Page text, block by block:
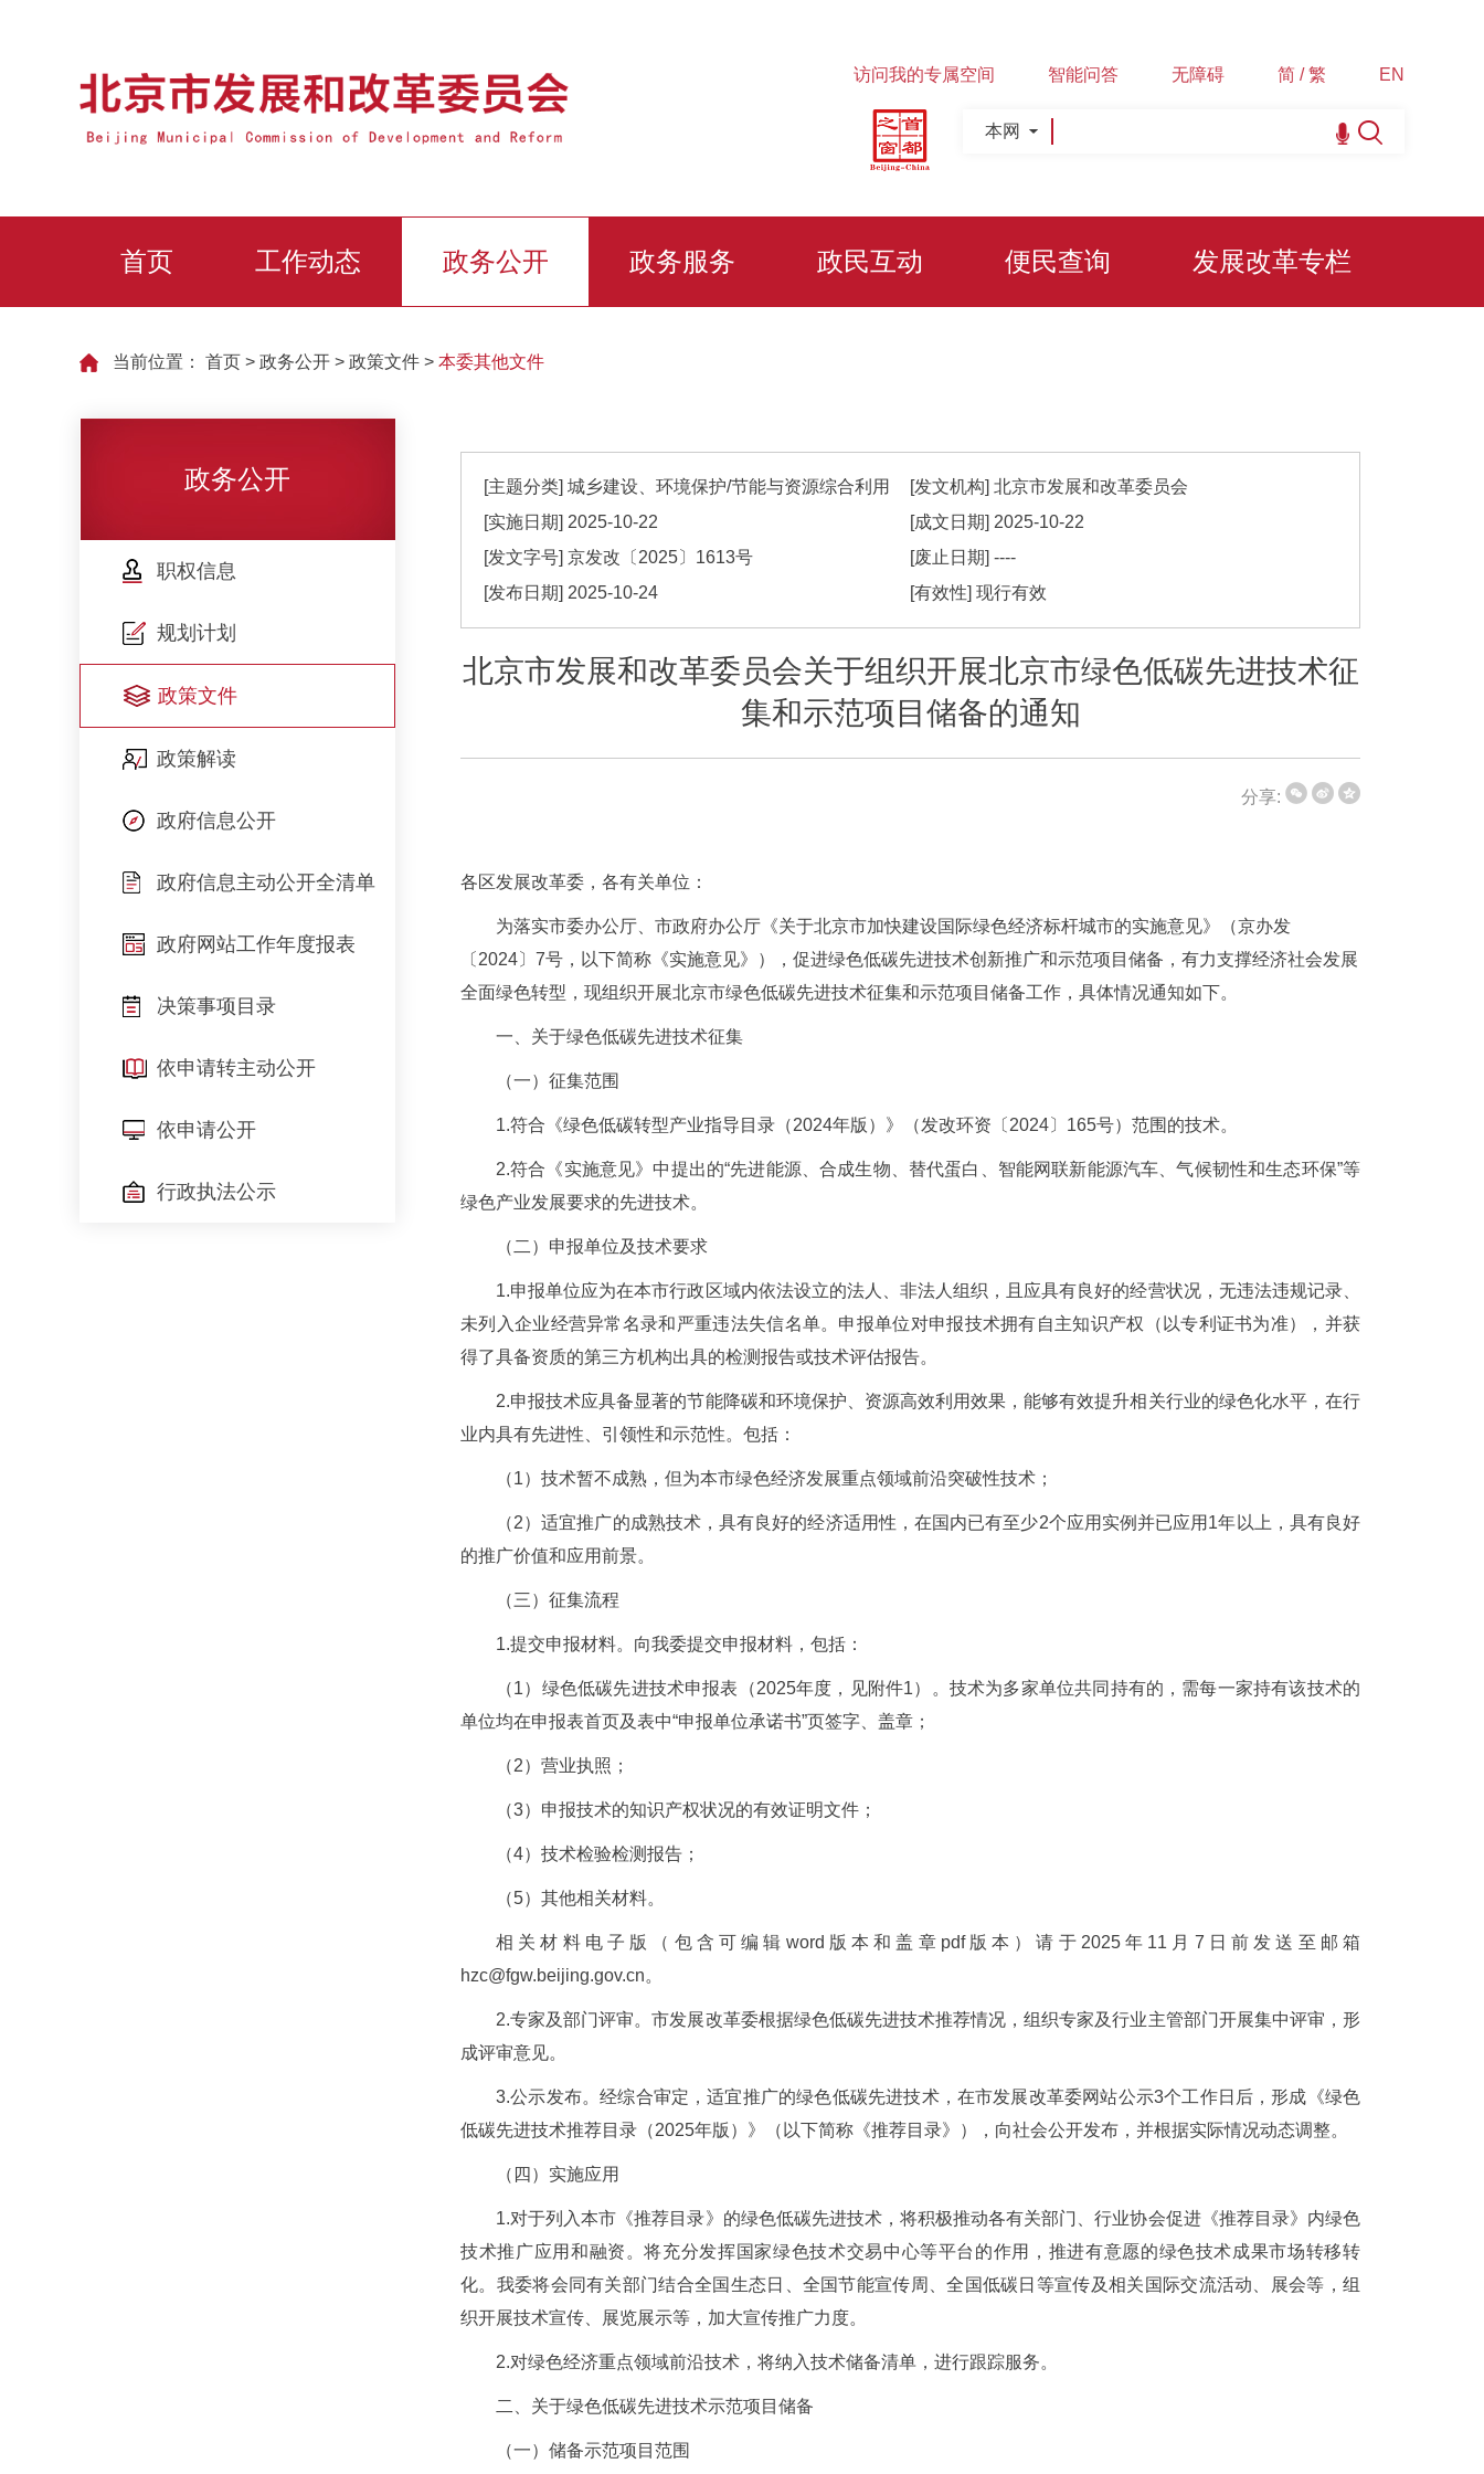
访问我的专属空间 智能问答 无障碍 简 / 繁 EN
本网
首页 工作动态 政务公开 政务服务 政民互动 便民查询 发展改革专栏
当前位置： 首页 > 政务公开 > 政策文件 > 本委其他文件
政务公开
职权信息
规划计划
政策文件
政策解读
政府信息公开
政府信息主动公开全清单
政府网站工作年度报表
决策事项目录
依申请转主动公开
依申请公开
行政执法公示
[主题分类] 城乡建设、环境保护/节能与资源综合利用 [发文机构] 北京市发展和改革委员会
[实施日期] 2025-10-22 [成文日期] 2025-10-22
[发文字号] 京发改 〔2025〕 1613号 [废止日期] ----
[发布日期] 2025-10-24 [有效性] 现行有效
北京市发展和改革委员会关于组织开展北京市绿色低碳先进技术征
集和示范项目储备的通知
分享:
各区发展改革委，各有关单位：
为落实市委办公厅、市政府办公厅《关于北京市加快建设国际绿色经济标杆城市的实施意见》（京办发
〔2024〕7号，以下简称《实施意见》），促进绿色低碳先进技术创新推广和示范项目储备，有力支撑经济社会发展
全面绿色转型，现组织开展北京市绿色低碳先进技术征集和示范项目储备工作，具体情况通知如下。
一、关于绿色低碳先进技术征集
（一）征集范围
1.符合《绿色低碳转型产业指导目录（2024年版）》（发改环资〔2024〕165号）范围的技术。
2.符合《实施意见》中提出的“先进能源、合成生物、替代蛋白、智能网联新能源汽车、气候韧性和生态环保”等
绿色产业发展要求的先进技术。
（二）申报单位及技术要求
1.申报单位应为在本市行政区域内依法设立的法人、非法人组织，且应具有良好的经营状况，无违法违规记录、
未列入企业经营异常名录和严重违法失信名单。申报单位对申报技术拥有自主知识产权（以专利证书为准），并获
得了具备资质的第三方机构出具的检测报告或技术评估报告。
2.申报技术应具备显著的节能降碳和环境保护、资源高效利用效果，能够有效提升相关行业的绿色化水平，在行
业内具有先进性、引领性和示范性。包括：
（1）技术暂不成熟，但为本市绿色经济发展重点领域前沿突破性技术；
（2）适宜推广的成熟技术，具有良好的经济适用性，在国内已有至少2个应用实例并已应用1年以上，具有良好
的推广价值和应用前景。
（三）征集流程
1.提交申报材料。向我委提交申报材料，包括：
（1）绿色低碳先进技术申报表（2025年度，见附件1）。技术为多家单位共同持有的，需每一家持有该技术的
单位均在申报表首页及表中“申报单位承诺书”页签字、盖章；
（2）营业执照；
（3）申报技术的知识产权状况的有效证明文件；
（4）技术检验检测报告；
（5）其他相关材料。
相关材料电子版（包含可编辑word版本和盖章pdf版本）请于2025年11月7日前发送至邮箱
hzc@fgw.beijing.gov.cn。
2.专家及部门评审。市发展改革委根据绿色低碳先进技术推荐情况，组织专家及行业主管部门开展集中评审，形
成评审意见。
3.公示发布。经综合审定，适宜推广的绿色低碳先进技术，在市发展改革委网站公示3个工作日后，形成《绿色
低碳先进技术推荐目录（2025年版）》（以下简称《推荐目录》），向社会公开发布，并根据实际情况动态调整。
（四）实施应用
1.对于列入本市《推荐目录》的绿色低碳先进技术，将积极推动各有关部门、行业协会促进《推荐目录》内绿色
技术推广应用和融资。将充分发挥国家绿色技术交易中心等平台的作用，推进有意愿的绿色技术成果市场转移转
化。我委将会同有关部门结合全国生态日、全国节能宣传周、全国低碳日等宣传及相关国际交流活动、展会等，组
织开展技术宣传、展览展示等，加大宣传推广力度。
2.对绿色经济重点领域前沿技术，将纳入技术储备清单，进行跟踪服务。
二、关于绿色低碳先进技术示范项目储备
（一）储备示范项目范围